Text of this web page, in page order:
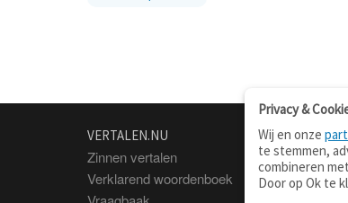
VERTALEN.NU
Zinnen vertalen
Verklarend woordenboek
OVER
Over deze
Contact
Privacy &
Wij en onze
te stemmen,
combineren
Door op Ok te